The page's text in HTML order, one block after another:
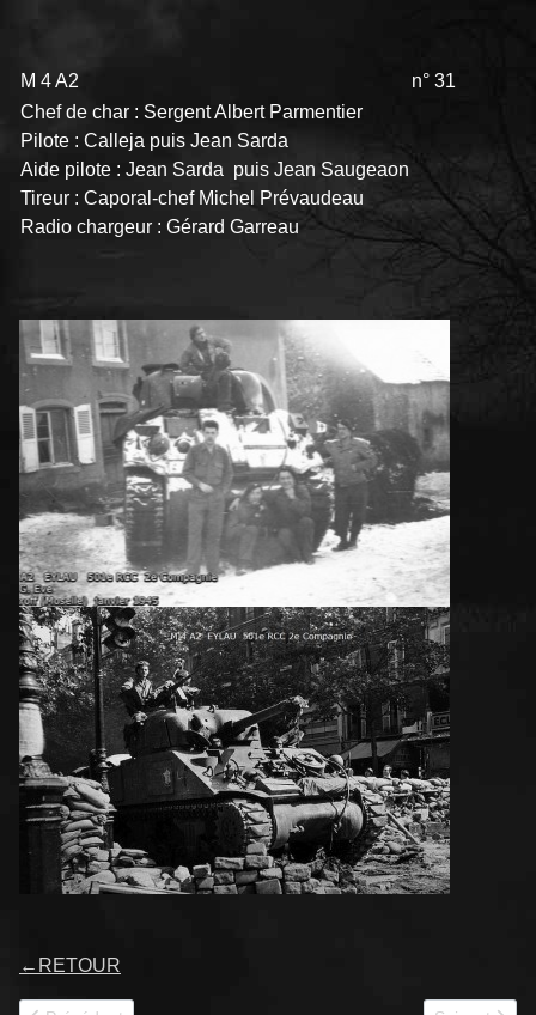
M 4 A2
n° 31
Chef de char : Sergent Albert Parmentier
Pilote : Calleja puis Jean Sarda
Aide pilote : Jean Sarda puis Jean Saugeaon
Tireur : Caporal-chef Michel Prévaudeau
Radio chargeur : Gérard Garreau
← RETOUR